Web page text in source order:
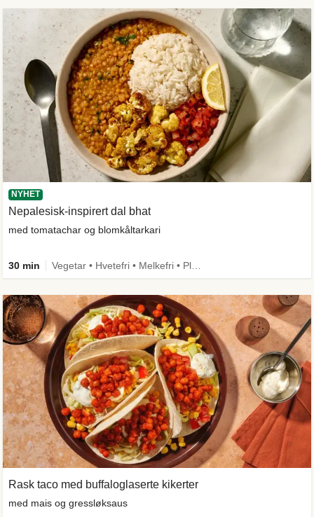
NYHET
Nepalesisk-inspirert dal bhat
med tomatachar og blomkåltarkari
30 min
Rask taco med buffaloglaserte kikerter
med mais og gressløksaus